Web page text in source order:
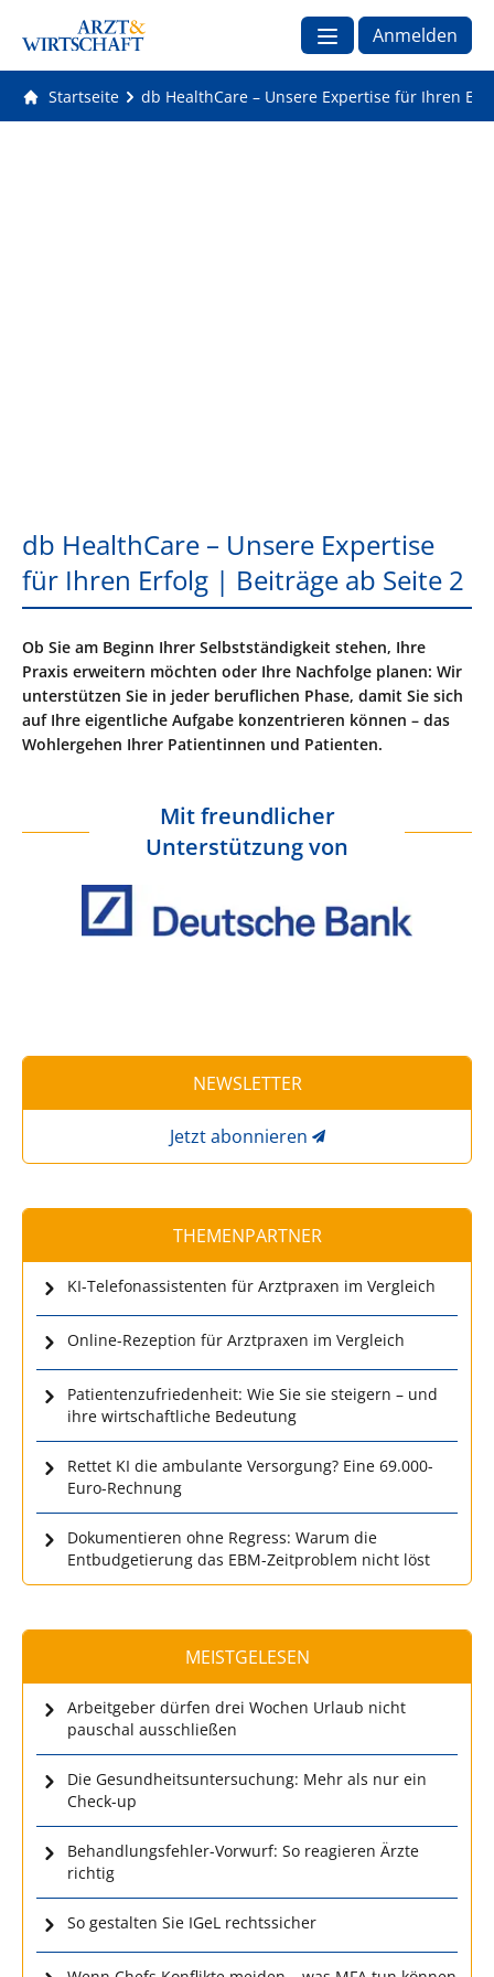
Anmelden
Startseite db HealthCare – Unsere Expertise für Ihren
db HealthCare – Unsere Expertise
für Ihren Erfolg | Beiträge ab Seite 2
Ob Sie am Beginn Ihrer Selbstständigkeit stehen, Ihre
Praxis erweitern möchten oder Ihre Nachfolge planen: Wir
unterstützen Sie in jeder beruflichen Phase, damit Sie sich
auf Ihre eigentliche Aufgabe konzentrieren können – das
Wohlergehen Ihrer Patientinnen und Patienten.
Mit freundlicher
Unterstützung von
NEWSLETTER
Jetzt abonnieren
THEMENPARTNER
KI-Telefonassistenten für Arztpraxen im Vergleich
Online-Rezeption für Arztpraxen im Vergleich
Patientenzufriedenheit: Wie Sie sie steigern – und
ihre wirtschaftliche Bedeutung
Rettet KI die ambulante Versorgung? Eine 69.000-
Euro-Rechnung
Dokumentieren ohne Regress: Warum die
Entbudgetierung das EBM-Zeitproblem nicht löst
MEISTGELESEN
Arbeitgeber dürfen drei Wochen Urlaub nicht
pauschal ausschließen
Die Gesundheitsuntersuchung: Mehr als nur ein
Check-up
Behandlungsfehler-Vorwurf: So reagieren Ärzte
richtig
So gestalten Sie IGeL rechtssicher